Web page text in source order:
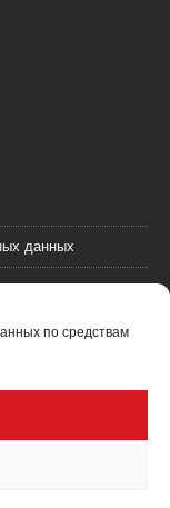
по средствам
данных